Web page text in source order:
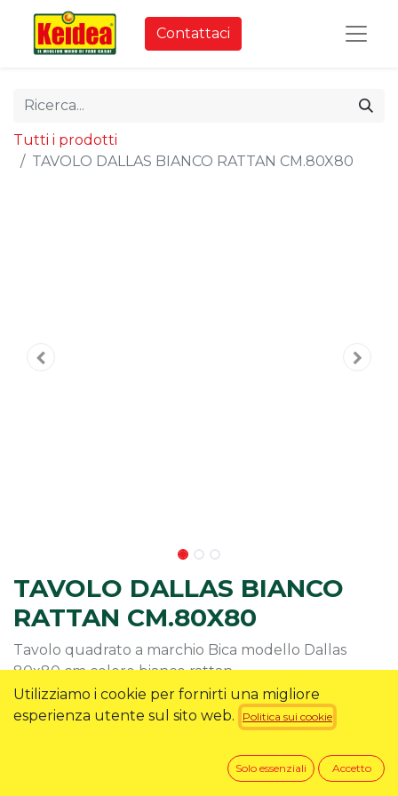
Contattaci
Tutti i prodotti
TAVOLO DALLAS BIANCO RATTAN CM.80X80
TAVOLO DALLAS BIANCO
RATTAN CM.80X80
Tavolo quadrato a marchio Bica modello Dallas
80x80 cm colore bianco rattan
44,90€
Utilizziamo i cookie per fornirti una migliore
esperienza utente sul sito web.
Politica sui cookie
Solo essenziali Accetto